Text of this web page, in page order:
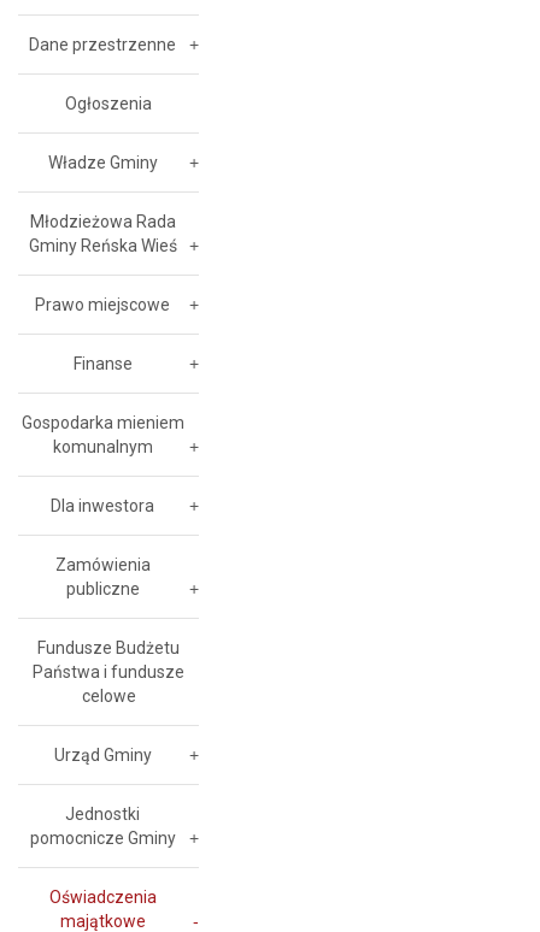
Dane przestrzenne
Ogłoszenia
Władze Gminy
Młodzieżowa Rada
Gminy Reńska Wieś
Prawo miejscowe
Finanse
Gospodarka mieniem
komunalnym
Dla inwestora
Zamówienia
publiczne
Fundusze Budżetu
Państwa i fundusze
celowe
Urząd Gminy
Jednostki
pomocnicze Gminy
Oświadczenia
majątkowe